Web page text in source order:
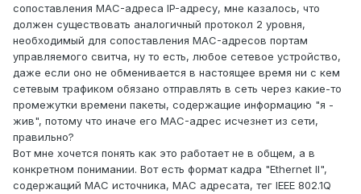
сопоставления MAC-адреса IP-адресу, мне казалось, что
должен существовать аналогичный протокол 2 уровня,
необходимый для сопоставления MAC-адресов портам
управляемого свитча, ну то есть, любое сетевое устройство,
даже если оно не обменивается в настоящее время ни с кем
сетевым трафиком обязано отправлять в сеть через какие-то
промежутки времени пакеты, содержащие информацию "я -
жив", потому что иначе его MAC-адрес исчезнет из сети,
правильно?
Вот мне хочется понять как это работает не в общем, а в
конкретном понимании. Вот есть формат кадра "Ethernet II",
содержащий MAC источника, MAC адресата, тег IEEE 802.1Q